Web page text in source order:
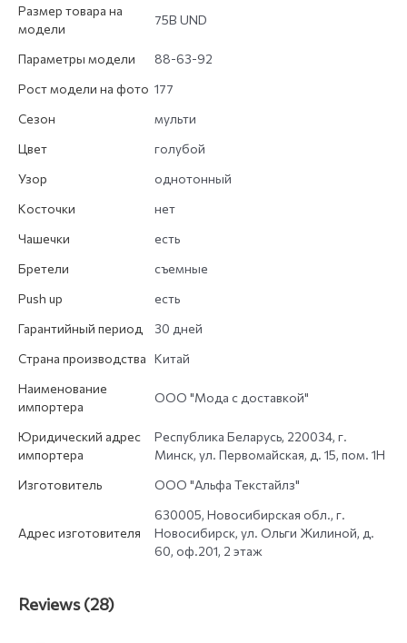
Размер товара на
модели
75B UND
Параметры модели
88-63-92
Рост модели на фото 177
Сезон
мульти
Цвет
голубой
Узор
однотонный
Косточки
нет
Чашечки
есть
Бретели
съемные
Push up
есть
Гарантийный период
30 дней
Страна производства Китай
Наименование
импортера
ООО "Мода с доставкой"
Юридический адрес
импортера
Республика Беларусь, 220034, г.
Минск, ул. Первомайская, д. 15, пом. 1Н
Изготовитель
ООО "Альфа Текстайлз"
Адрес изготовителя
630005, Новосибирская обл., г.
Новосибирск, ул. Ольги Жилиной, д.
60, оф.201, 2 этаж
Reviews (28)